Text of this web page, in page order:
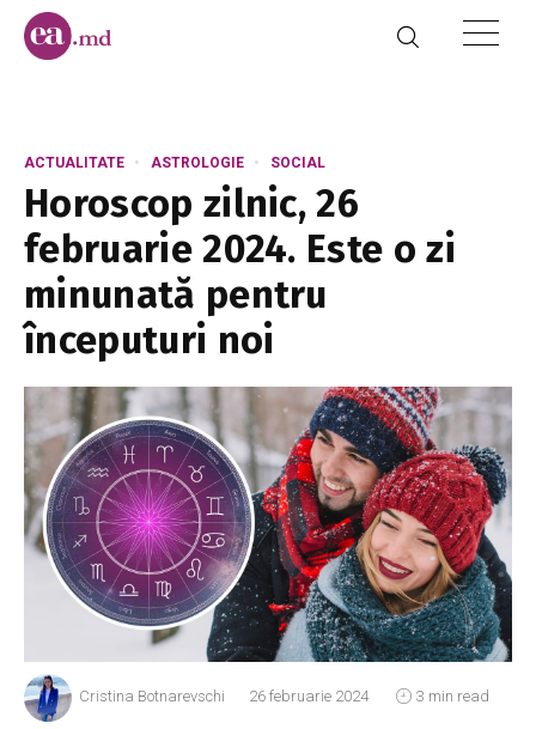
ACTUALITATE ASTROLOGIE SOCIAL
Horoscop zilnic, 26
februarie 2024. Este o zi
minunată pentru
începuturi noi
Cristina Botnarevschi 26 februarie 2024 3 min read